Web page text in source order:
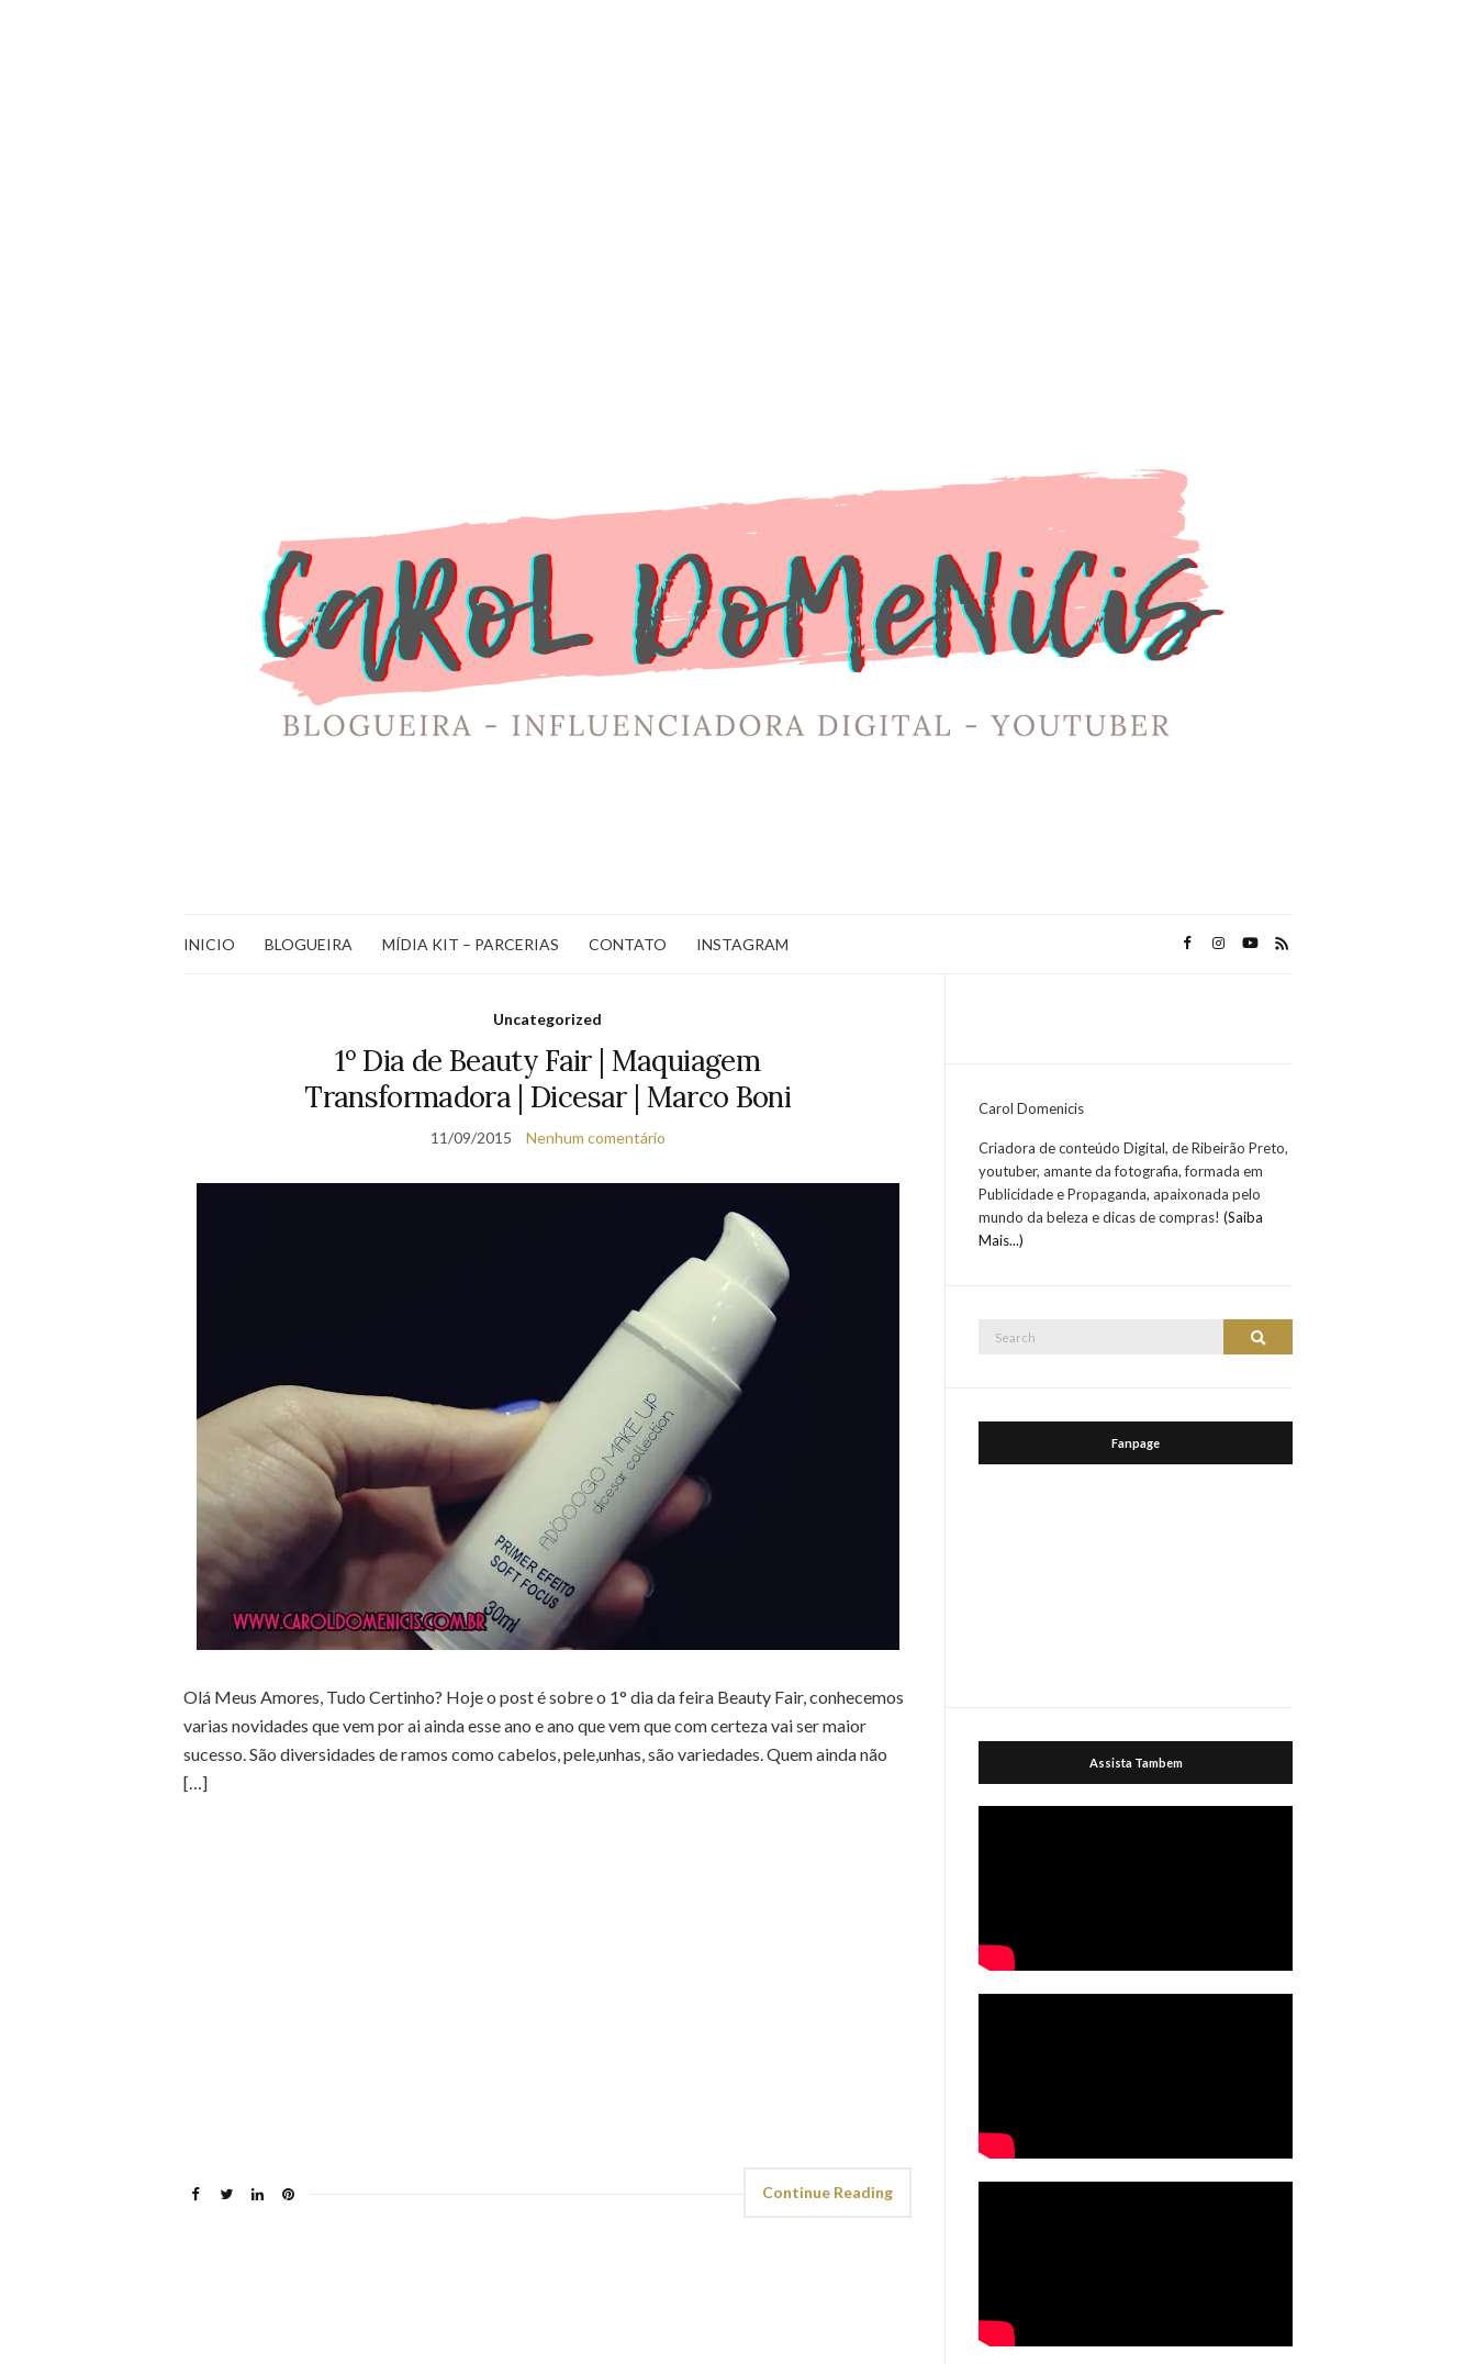
INICIO BLOGUEIRA MÍDIA KIT – PARCERIAS CONTATO INSTAGRAM
Uncategorized
1º Dia de Beauty Fair | Maquiagem
Transformadora | Dicesar | Marco Boni
11/09/2015 Nenhum comentário
Olá Meus Amores, Tudo Certinho? Hoje o post é sobre o 1° dia da feira Beauty Fair, conhecemos
varias novidades que vem por ai ainda esse ano e ano que vem que com certeza vai ser maior
sucesso. São diversidades de ramos como cabelos, pele,unhas, são variedades. Quem ainda não
[…]
Continue Reading
Carol Domenicis
Criadora de conteúdo Digital, de Ribeirão Preto,
youtuber, amante da fotografia, formada em
Publicidade e Propaganda, apaixonada pelo
mundo da beleza e dicas de compras!(Saiba
Mais...)
Search
Search
Fanpage
Assista Tambem